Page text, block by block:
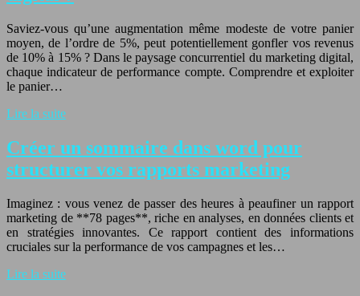
Saviez-vous qu’une augmentation même modeste de votre panier
moyen, de l’ordre de 5%, peut potentiellement gonfler vos revenus
de 10% à 15% ? Dans le paysage concurrentiel du marketing digital,
chaque indicateur de performance compte. Comprendre et exploiter
le panier…
Lire la suite
Créer un sommaire dans word pour
structurer vos rapports marketing
Imaginez : vous venez de passer des heures à peaufiner un rapport
marketing de **78 pages**, riche en analyses, en données clients et
en stratégies innovantes. Ce rapport contient des informations
cruciales sur la performance de vos campagnes et les…
Lire la suite